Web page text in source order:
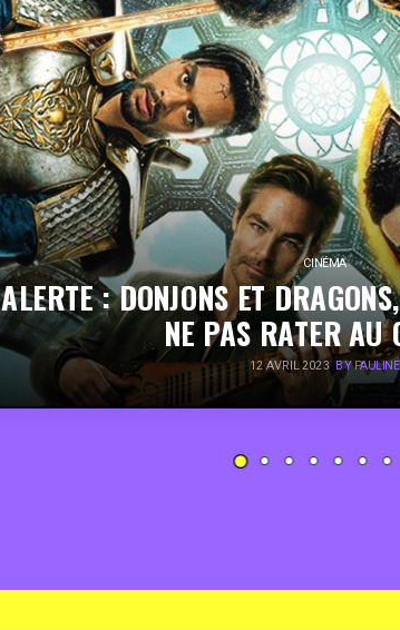
CINÉMA
ALERTE : DONJONS ET
NE PAS RATER AU
12 AVRIL 2023 BY PAULINE